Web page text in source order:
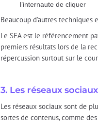
l’internaute de cliquer
Beaucoup d’autres
Le SEA est le référencement
premiers résultats lors de la
répercussion surtout sur le
3. Les réseaux sociaux
Les réseaux sociaux sont de
sortes de contenus, comme